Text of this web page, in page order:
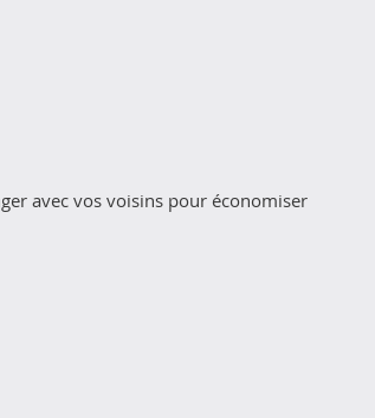
avec vos voisins pour économiser